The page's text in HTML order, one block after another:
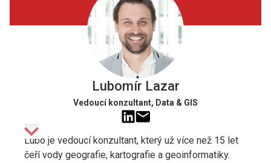
Lubomír Lazar
Vedoucí konzultant, Data & GIS
Lubo je vedoucí konzultant, který už více než 15 let
čeří vody geografie, kartografie a geoinformatiky.